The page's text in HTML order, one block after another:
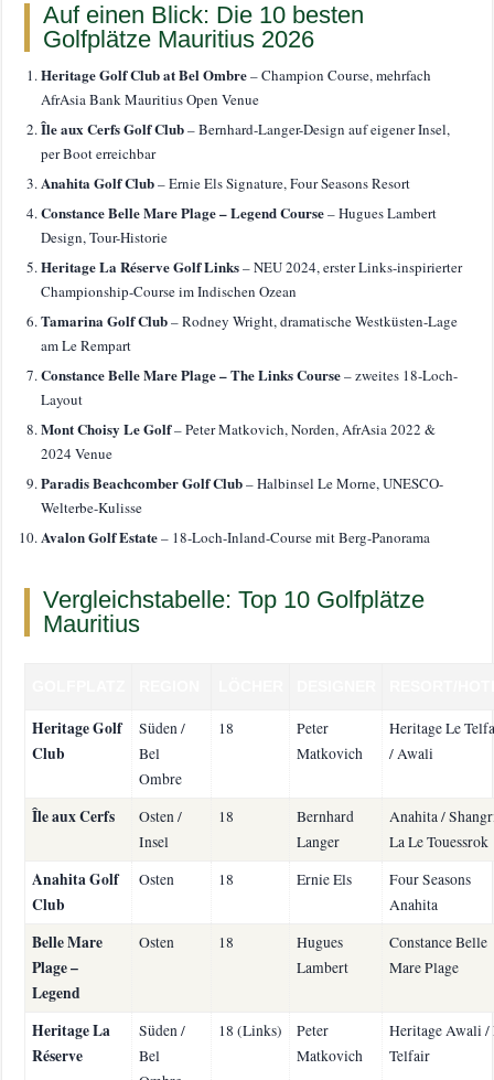
Auf einen Blick: Die 10 besten
Golfplätze Mauritius 2026
Heritage Golf Club at Bel Ombre– Champion Course, mehrfach
AfrAsia Bank Mauritius Open Venue
Île aux Cerfs Golf Club– Bernhard-Langer-Design auf eigener Insel,
per Boot erreichbar
Anahita Golf Club– Ernie Els Signature, Four Seasons Resort
Constance Belle Mare Plage – Legend Course– Hugues Lambert
Design, Tour-Historie
Heritage La Réserve Golf Links– NEU 2024, erster Links-inspirierter
Championship-Course im Indischen Ozean
Tamarina Golf Club– Rodney Wright, dramatische Westküsten-Lage
am Le Rempart
Constance Belle Mare Plage – The Links Course– zweites 18-Loch-
Layout
Mont Choisy Le Golf– Peter Matkovich, Norden, AfrAsia 2022 &
2024 Venue
Paradis Beachcomber Golf Club– Halbinsel Le Morne, UNESCO-
Welterbe-Kulisse
Avalon Golf Estate– 18-Loch-Inland-Course mit Berg-Panorama
Vergleichstabelle: Top 10 Golfplätze
Mauritius
Heritage Golf
Club
Süden /
Bel
Ombre
18
Peter
Matkovich
Heritage Le
/ Awali
Île aux Cerfs
Osten /
Insel
18
Bernhard
Langer
Anahita /
La Le Touessrok
Anahita Golf
Club
Osten 18 Ernie Els
Four Seasons
Anahita
Belle Mare
Plage –
Legend
Osten 18
Hugues
Lambert
Constance Belle
Mare Plage
Heritage La
Réserve
Süden /
Bel
18 (Links)
Peter
Matkovich
Heritage Awali /
Telfair